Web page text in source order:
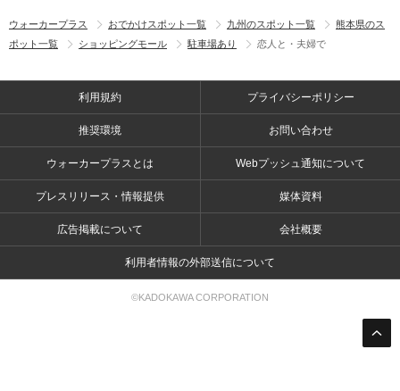
ウォーカープラス おでかけスポット一覧 九州のスポット一覧
熊本県のス
ポット一覧
ショッピングモール 駐車場あり 恋人と・夫婦で
利用規約 プライバシーポリシー
推奨環境 お問い合わせ
ウォーカープラスとは Webプッシュ通知について
プレスリリース・情報提供 媒体資料
広告掲載について 会社概要
利用者情報の外部送信について
©KADOKAWA CORPORATION